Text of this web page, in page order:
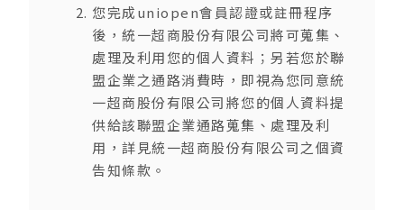
您完成uniopen會員認證或註冊程序
後，統一超商股份有限公司將可蒐集、
處理及利用您的個人資料；另若您於聯
盟企業之通路消費時，即視為您同意統
一超商股份有限公司將您的個人資料提
供給該聯盟企業通路蒐集、處理及利
用，詳見統一超商股份有限公司之個資
告知條款。